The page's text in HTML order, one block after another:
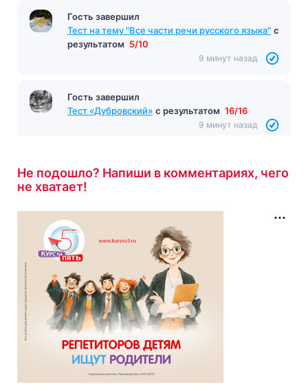
Гость завершил
Тест на тему "Все части речи русского языка" с
результатом 5/10
9 минут назад
Гость завершил
Тест «Дубровский» с результатом 16/16
9 минут назад
Не подошло? Напиши в комментариях, чего
не хватает!